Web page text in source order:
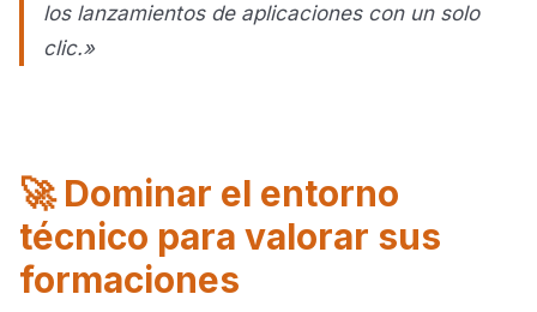
los lanzamientos de aplicaciones con un solo
clic.»
🚀 Dominar el entorno
técnico para valorar sus
formaciones